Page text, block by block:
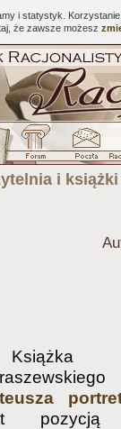
i statystyk.
że zawsze możesz
i książki
pozycją